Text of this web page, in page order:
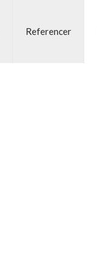
Referencer